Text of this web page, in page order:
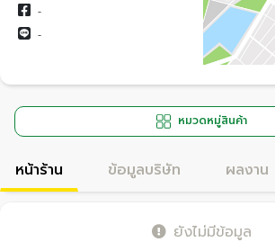
-
-
หมวดหมู่สินค้า
หน้าร้าน ข้อมูลบริษัท ผลงาน
ยังไม่มีข้อมูล